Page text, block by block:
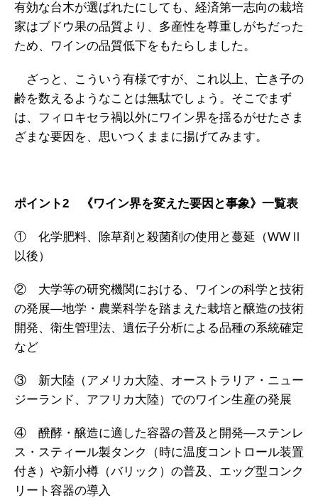
有効な台木が選ばれたにしても、経済第一志向の栽培
家はブドウ果の品質より、多産性を尊重しがちだった
ため、ワインの品質低下をもたらしました。
ざっと、こういう有様ですが、これ以上、亡き子の
齢を数えるようなことは無駄でしょう。そこでまず
は、フィロキセラ禍以外にワイン界を揺るがせたさま
ざまな要因を、思いつくままに揚げてみます。
ポイント2 《ワイン界を変えた要因と事象》一覧表
① 化学肥料、除草剤と殺菌剤の使用と蔓延（WWⅡ
以後）
② 大学等の研究機関における、ワインの科学と技術
の発展―地学・農業科学を踏まえた栽培と醸造の技術
開発、衛生管理法、遺伝子分析による品種の系統確定
など
③ 新大陸（アメリカ大陸、オーストラリア・ニュー
ジーランド、アフリカ大陸）でのワイン生産の発展
④ 醗酵・醸造に適した容器の普及と開発―ステンレ
ス・スティール製タンク（時に温度コントロール装置
付き）や新小樽（バリック）の普及、エッグ型コンク
リート容器の導入